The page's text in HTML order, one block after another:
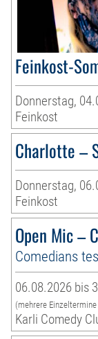
Feinkost-
Donnerstag,
Feinkost
Charlotte –
Donnerstag,
Feinkost
Open Mic –
Comedians
06.08.2026 bis
(mehrere
Karli Comedy